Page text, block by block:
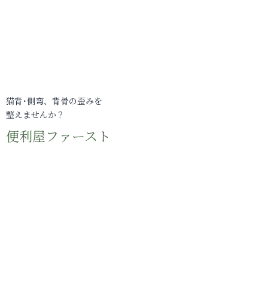
猫背･側弯、背骨の歪みを
整えませんか？
便利屋ファースト